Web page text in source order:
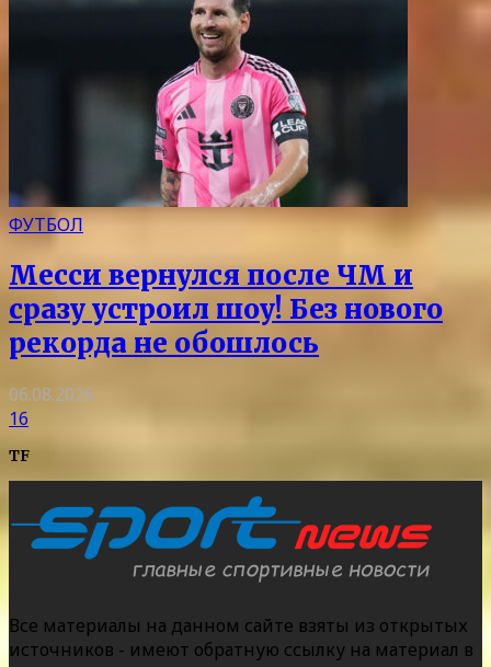
ФУТБОЛ
Месси вернулся после ЧМ и
сразу устроил шоу! Без нового
рекорда не обошлось
06.08.2026
16
TF
Все материалы на данном сайте взяты из открытых
источников - имеют обратную ссылку на материал в